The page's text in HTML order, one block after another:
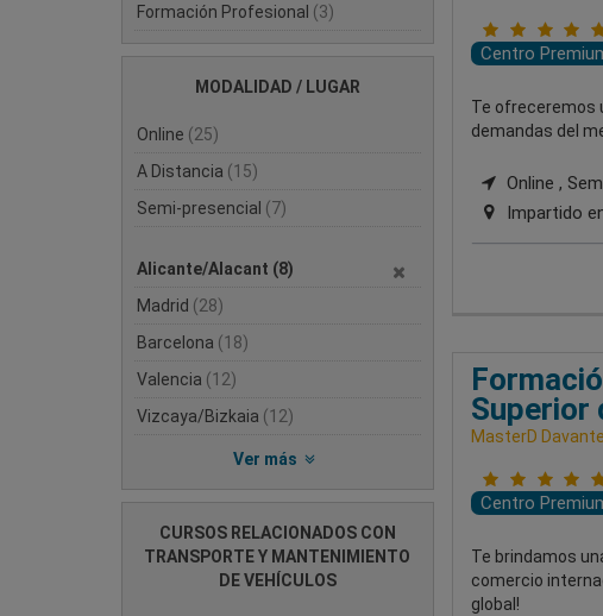
Formación Profesional (3)
MODALIDAD / LUGAR
Online (25)
A Distancia (15)
Semi-presencial (7)
Alicante/Alacant (8)
Madrid (28)
Barcelona (18)
Valencia (12)
Vizcaya/Bizkaia (12)
Ver más
CURSOS RELACIONADOS CON
TRANSPORTE Y MANTENIMIENTO
DE VEHÍCULOS
Centro
Te ofreceremos
demandas del
Online ,
Impartido
Superior
MasterD
Centro
Te brindamos
comercio
global!